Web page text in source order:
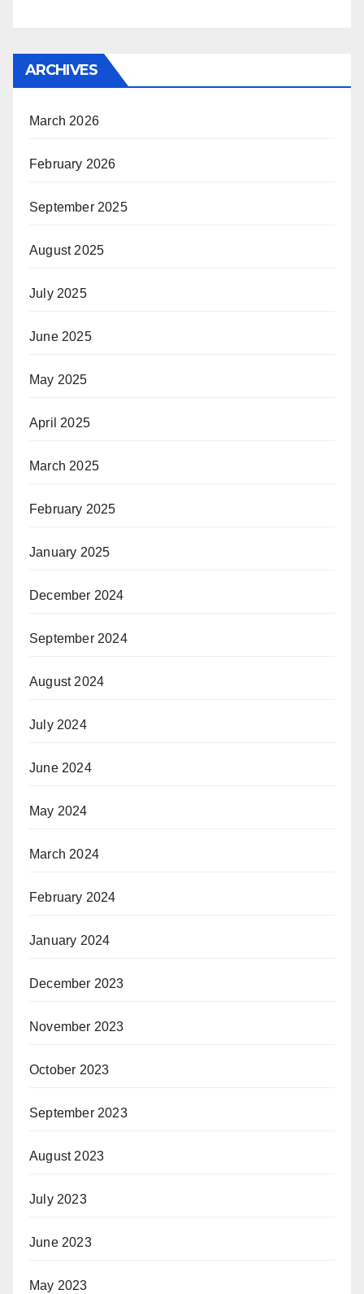
ARCHIVES
March 2026
February 2026
September 2025
August 2025
July 2025
June 2025
May 2025
April 2025
March 2025
February 2025
January 2025
December 2024
September 2024
August 2024
July 2024
June 2024
May 2024
March 2024
February 2024
January 2024
December 2023
November 2023
October 2023
September 2023
August 2023
July 2023
June 2023
May 2023